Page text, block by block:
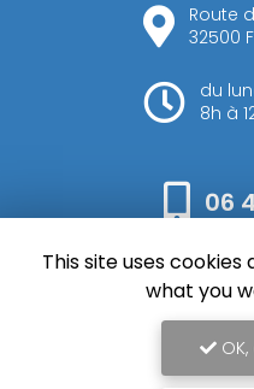
Route
32500
du
8h à
06
Envoyez
This site uses
what you